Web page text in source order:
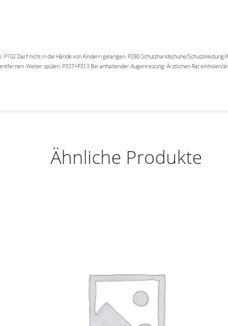
Darf nicht in die Hände von Kindern gelangen. P280 Schutzhandschuhe/Schutzkleidung/
Weiter spülen. P337+P313 Bei anhaltender Augenreizung: Ärztlichen Rat einholen/
Ähnliche Produkte